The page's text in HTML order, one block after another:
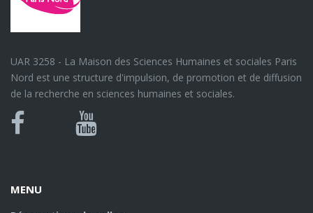
UAR 3258 - La Maison des Sciences Humaines et sociales Paris
Nord est une structure d'impulsion, de promotion et de diffusion
de la recherche en sciences humaines et sociales.
Bluesky
Canal
MENU